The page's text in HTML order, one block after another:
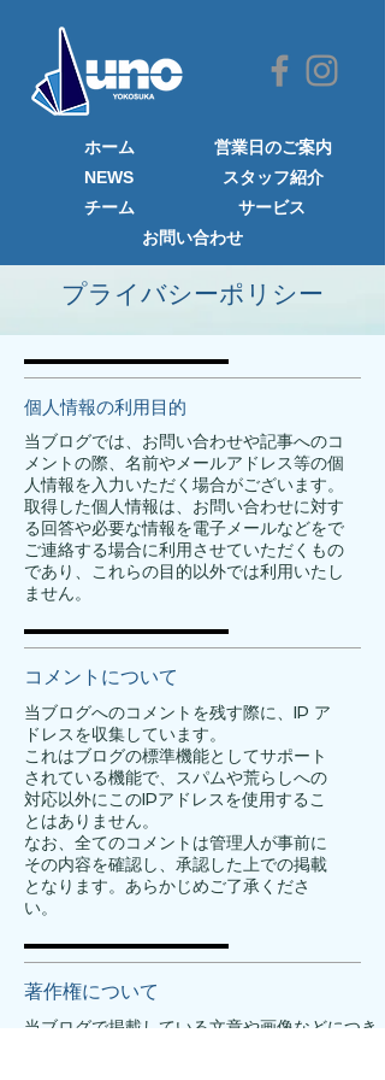
ホーム
NEWS
チーム
営業日のご案内
​スタッフ紹介
サービス
お問い合わせ
プライバシーポリシー
個人情報の利用目的
当ブログでは、お問い合わせや記事へのコ
メントの際、名前やメールアドレス等の個
人情報を入力いただく場合がございます。
取得した個人情報は、お問い合わせに対す
る回答や必要な情報を電子メールなどをで
ご連絡する場合に利用させていただくもの
であり、これらの目的以外では利用いたし
ません。
コメントについて
当ブログへのコメントを残す際に、IP ア
ドレスを収集しています。
これはブログの標準機能としてサポート
されている機能で、スパムや荒らしへの
対応以外にこのIPアドレスを使用するこ
とはありません。
なお、全てのコメントは管理人が事前に
その内容を確認し、承認した上での掲載
となります。あらかじめご了承くださ
い。
著作権について
当ブログで掲載している文章や画像などにつき